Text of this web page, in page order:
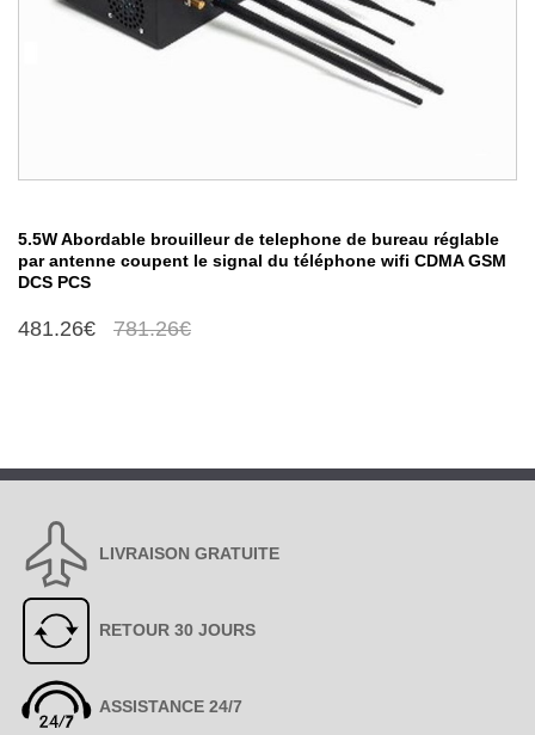
5.5W Abordable brouilleur de telephone de bureau réglable
par antenne coupent le signal du téléphone wifi CDMA GSM
DCS PCS
481.26€ 781.26€
LIVRAISON GRATUITE
RETOUR 30 JOURS
ASSISTANCE 24/7